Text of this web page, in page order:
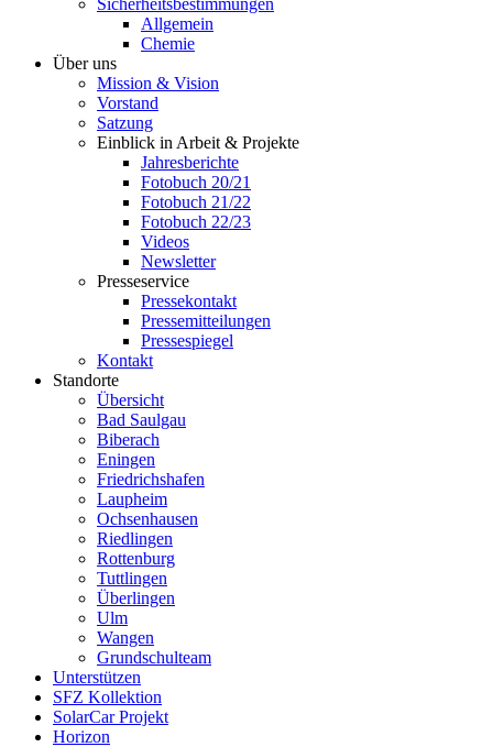
Sicherheitsbestimmungen
Allgemein
Chemie
Über uns
Mission & Vision
Vorstand
Satzung
Einblick in Arbeit & Projekte
Jahresberichte
Fotobuch 20/21
Fotobuch 21/22
Fotobuch 22/23
Videos
Newsletter
Presseservice
Pressekontakt
Pressemitteilungen
Pressespiegel
Kontakt
Standorte
Übersicht
Bad Saulgau
Biberach
Eningen
Friedrichshafen
Laupheim
Ochsenhausen
Riedlingen
Rottenburg
Tuttlingen
Überlingen
Ulm
Wangen
Grundschulteam
Unterstützen
SFZ Kollektion
SolarCar Projekt
Horizon